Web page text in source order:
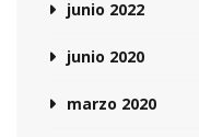
junio 2022
junio 2020
marzo 2020